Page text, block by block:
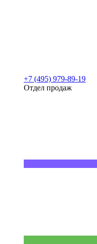
+7 (495) 979-89-19
Отдел продаж